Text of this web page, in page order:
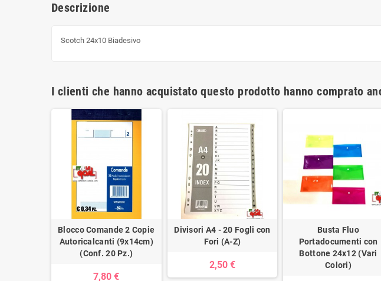
Descrizione
Scotch 24x10 Biadesivo
I clienti che hanno acquistato questo prodotto hanno comprato
Blocco Comande 2 Copie
Autoricalcanti (9x14cm)
(Conf. 20 Pz.)
7,80 €
Divisori A4 - 20 Fogli con
Fori (A-Z)
2,50 €
Busta Fluo
Portadocumenti con
Bottone 24x12 (Vari
Colori)